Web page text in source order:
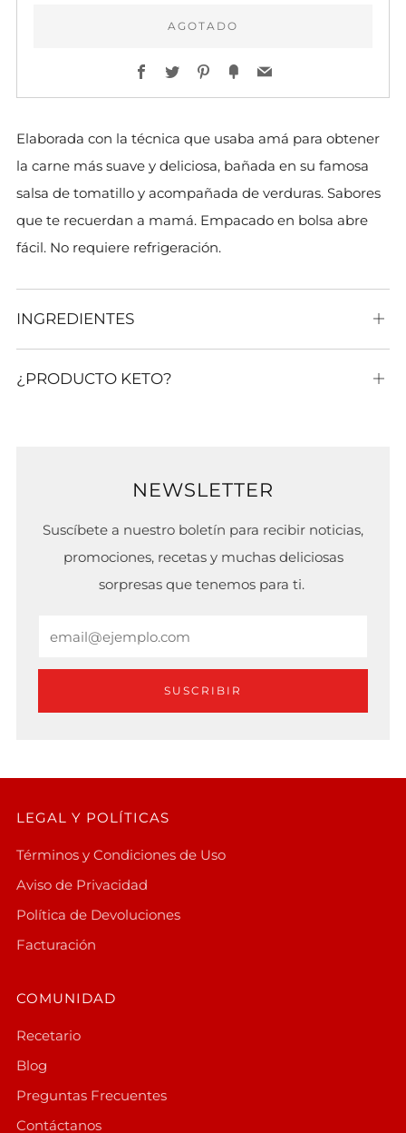
AGOTADO
Facebook
TwitterPinterest
Fancy
Elaborada con la técnica que usaba amá para obtener
la carne más suave y deliciosa, bañada en su famosa
salsa de tomatillo y acompañada de verduras. Sabores
que te recuerdan a mamá. Empacado en bolsa abre
fácil. No requiere refrigeración.
INGREDIENTES
¿PRODUCTO KETO?
NEWSLETTER
Suscíbete a nuestro boletín para recibir noticias,
promociones, recetas y muchas deliciosas
sorpresas que tenemos para ti.
SUSCRIBIR
LEGAL Y POLÍTICAS
Términos y Condiciones de Uso
Aviso de Privacidad
Política de Devoluciones
Facturación
COMUNIDAD
Recetario
Blog
Preguntas Frecuentes
Contáctanos